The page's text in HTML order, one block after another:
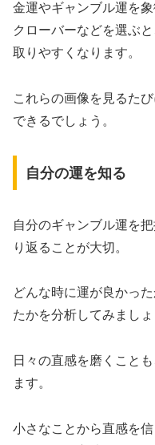
金運やギャンブル運を
クローバーなどを選ぶ
取りやすくなります。
これらの画像を見るた
できるでしょう。
自分の運を知る
自分のギャンブル運を
り返ることが大切。
どんな時に運が良かっ
たかを分析してみましょ
日々の直感を磨くこと
ます。
小さなことから直感を